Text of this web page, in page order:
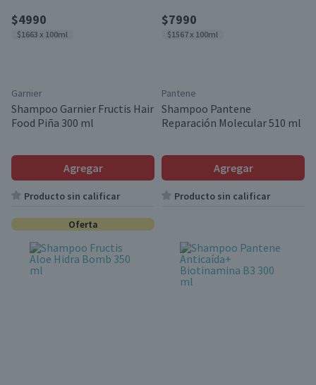
$4990
$1663 x 100ml
Garnier
Shampoo Garnier Fructis Hair
Food Piña 300 ml
Agregar
Producto sin calificar
$7990
$1567 x 100ml
Pantene
Shampoo Pantene
Reparación Molecular 510 ml
Agregar
Producto sin calificar
Oferta